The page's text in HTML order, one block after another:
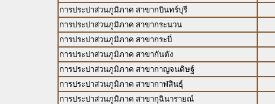
การประปาส่วนภูมิภาค สาขากบินทร์บุรี
การประปาส่วนภูมิภาค สาขากระนวน
การประปาส่วนภูมิภาค สาขากระบี่
การประปาส่วนภูมิภาค สาขากันตัง
การประปาส่วนภูมิภาค สาขากาญจนดิษฐ์
การประปาส่วนภูมิภาค สาขากาฬสินธุ์
การประปาส่วนภูมิภาค สาขากุฉินารายณ์